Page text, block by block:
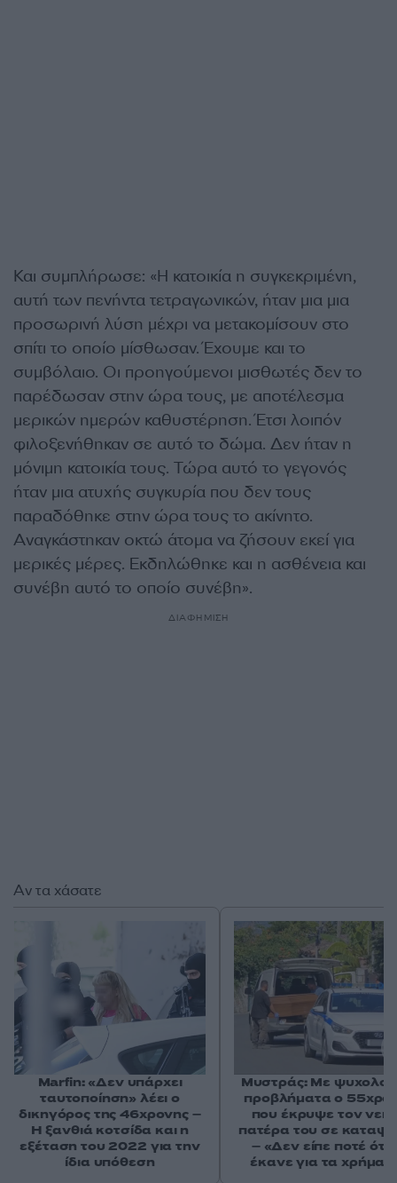
Και συμπλήρωσε: «Η κατοικία η συγκεκριμένη,
αυτή των πενήντα τετραγωνικών, ήταν μια μια
προσωρινή λύση μέχρι να μετακομίσουν στο
σπίτι το οποίο μίσθωσαν. Έχουμε και το
συμβόλαιο. Οι προηγούμενοι μισθωτές δεν το
παρέδωσαν στην ώρα τους, με αποτέλεσμα
μερικών ημερών καθυστέρηση. Έτσι λοιπόν
φιλοξενήθηκαν σε αυτό το δώμα. Δεν ήταν η
μόνιμη κατοικία τους. Τώρα αυτό το γεγονός
ήταν μια ατυχής συγκυρία που δεν τους
παραδόθηκε στην ώρα τους το ακίνητο.
Αναγκάστηκαν οκτώ άτομα να ζήσουν εκεί για
μερικές μέρες. Εκδηλώθηκε και η ασθένεια και
συνέβη αυτό το οποίο συνέβη».
ΔΙΑΦΗΜΙΣΗ
Αν τα χάσατε
Marfin: «Δεν υπάρχει
ταυτοποίηση» λέει ο
δικηγόρος της 46χρονης –
Η ξανθιά κοτσίδα και η
εξέταση του 2022 για την
ίδια υπόθεση
Μυστράς: Με
προβλήματα ο
που έκρυψε τον
πατέρα του σε
– «Δεν είπε ποτέ ότι
έκανε για τα